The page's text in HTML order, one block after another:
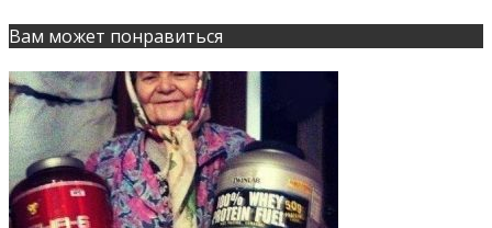
Вам может понравиться